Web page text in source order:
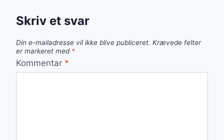
Skriv et svar
Din e-mailadresse vil ikke blive publiceret. Krævede felter
er markeret med *
Kommentar *